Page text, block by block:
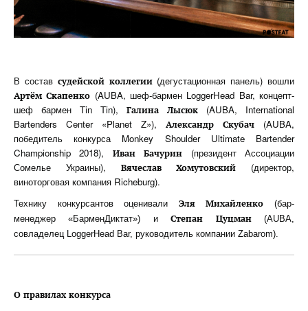
В состав судейской коллегии(дегустационная панель) вошли
Артём Скапенко (AUBA, шеф-бармен LoggerHead Bar, концепт-
шеф бармен Tin Tin), Галина Лысюк (AUBA, International
Bartenders Center «Planet Z»), Александр Скубач (AUBA,
победитель конкурса Monkey Shoulder Ultimate Bartender
Championship 2018), Иван Бачурин (президент Ассоциации
Сомелье Украины), Вячеслав Хомутовский (директор,
виноторговая компания Richeburg).
Технику конкурсантов оценивали Эля Михайленко(бар-
менеджер «БарменДиктат») иCтепан Цуцман(AUBA,
совладелец LoggerHead Bar, руководитель компании Zabarom).
О правилах конкурса